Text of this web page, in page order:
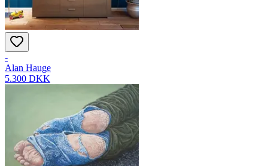
-
Alan Hauge
5.300 DKK